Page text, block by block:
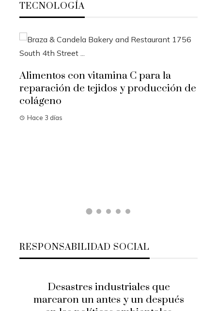
TECNOLOGÍA
Alimentos con vitamina C para la
reparación de tejidos y producción de
colágeno
Hace 3 días
RESPONSABILIDAD SOCIAL
Desastres industriales que
marcaron un antes y un después